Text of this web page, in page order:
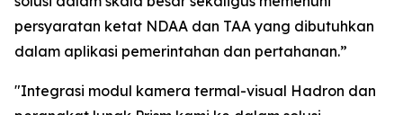
persyaratan ketat NDAA dan TAA yang dibutuhkan
dalam aplikasi pemerintahan dan pertahanan.”
"Integrasi modul kamera termal-visual Hadron dan